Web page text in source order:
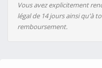
Vous avez explicitement
légal de 14 jours ainsi qu'à
remboursement.